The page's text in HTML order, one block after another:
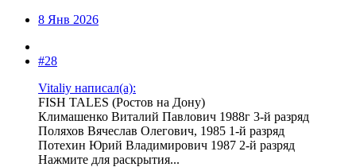
8 Янв 2026
#28
Vitaliy написал(а):
FISH TALES (Ростов на Дону)
Климашенко Виталий Павлович 1988г 3-й разряд
Поляхов Вячеслав Олегович, 1985 1-й разряд
Потехин Юрий Владимирович 1987 2-й разряд
Нажмите для раскрытия...